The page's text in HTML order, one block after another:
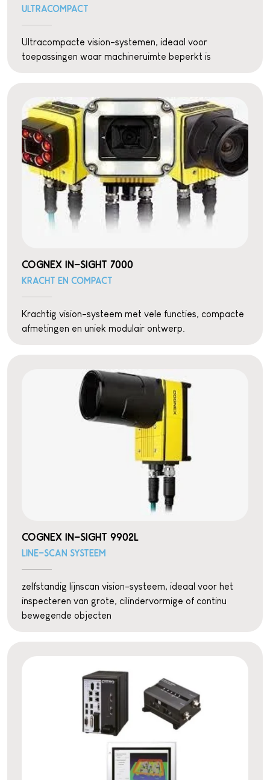
ULTRACOMPACT
Ultracompacte vision-systemen, ideaal voor
toepassingen waar machineruimte beperkt is
COGNEX IN-SIGHT 7000
KRACHT EN COMPACT
Krachtig vision-systeem met vele functies, compacte
afmetingen en uniek modulair ontwerp.
COGNEX IN-SIGHT 9902L
LINE-SCAN SYSTEEM
zelfstandig lijnscan vision-systeem, ideaal voor het
inspecteren van grote, cilindervormige of continu
bewegende objecten